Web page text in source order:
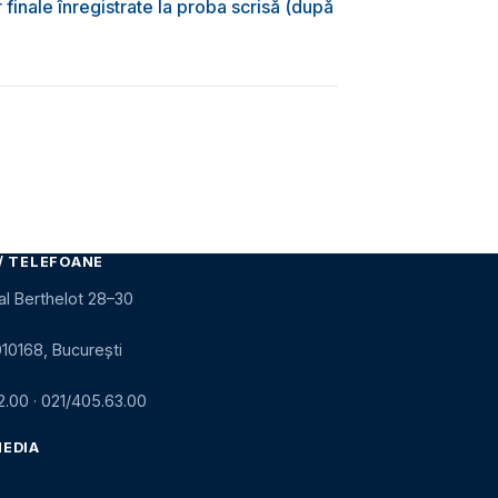
înregistrate la proba scrisă (după
TELEFOANE
Berthelot 28–30
București
· 021/405.63.00